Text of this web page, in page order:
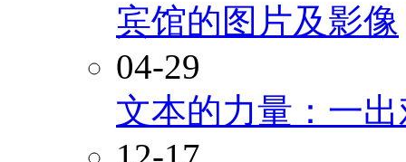
宾馆的图片及影像
04-29
文本的力量：一